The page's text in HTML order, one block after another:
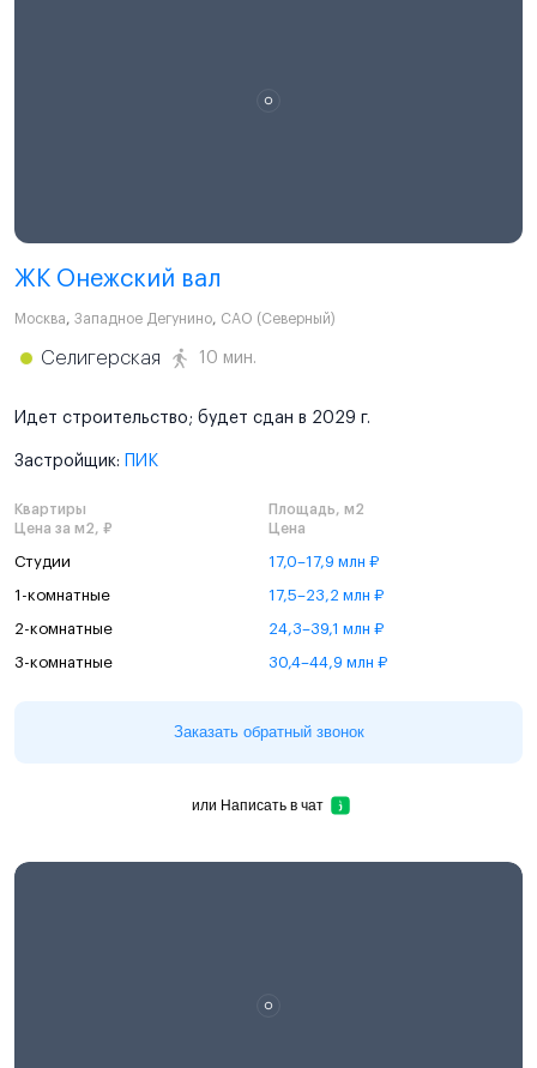
ЖК Онежский вал
Москва, Западное Дегунино, САО (Северный)
Селигерская 10 мин.
Идет строительство; будет сдан в 2029 г.
Застройщик: ПИК
Квартиры
Площадь, м2
Цена за м2, ₽
Цена
Студии 17,0–17,9 млн ₽
1-комнатные 17,5–23,2 млн ₽
2-комнатные 24,3–39,1 млн ₽
3-комнатные 30,4–44,9 млн ₽
Заказать обратный звонок
или Написать в чат